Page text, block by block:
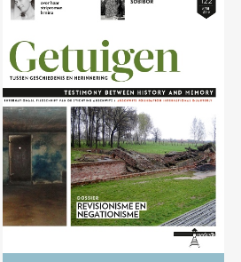
Nr. 122 (04/2016) Revisionisme en
negationisme